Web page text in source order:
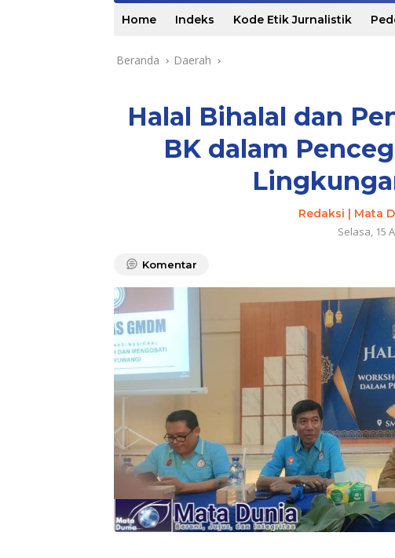
Home Indeks Kode Etik Jurnalistik
Beranda Daerah
Halal Bihalal dan
BK dalam
Redaksi | Mata
Selasa, 15
Komentar